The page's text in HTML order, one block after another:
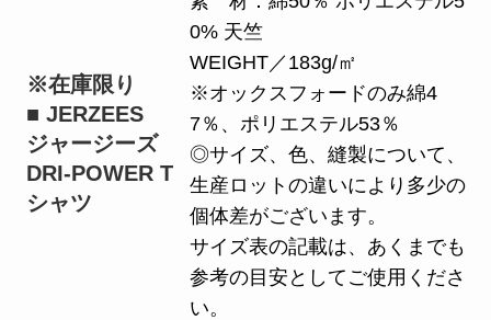
※在庫限り
■ JERZEES
ジャージーズ
DRI-POWER T
シャツ
0% 天竺
WEIGHT／183g/㎡
※オックスフォードのみ綿4
7％、ポリエステル53％
◎サイズ、色、縫製について、
生産ロットの違いにより多少の
個体差がございます。
サイズ表の記載は、あくまでも
参考の目安としてご使用くださ
い。